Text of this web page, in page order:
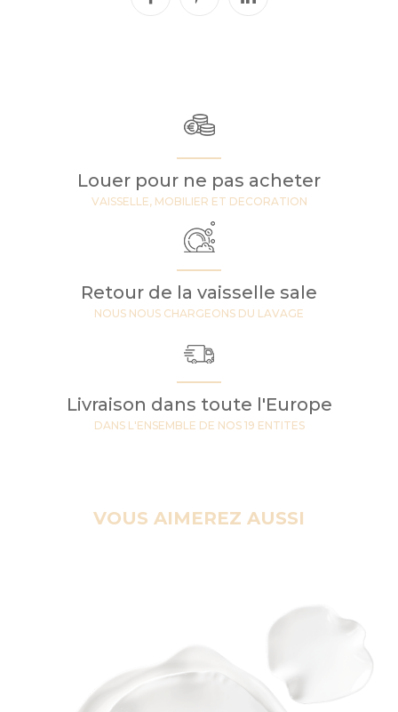
Louer pour ne pas acheter
VAISSELLE, MOBILIER ET DECORATION
Retour de la vaisselle sale
NOUS NOUS CHARGEONS DU LAVAGE
Livraison dans toute l'Europe
DANS L'ENSEMBLE DE NOS 19 ENTITES
VOUS AIMEREZ AUSSI